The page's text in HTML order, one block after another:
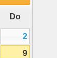
Do
2
9